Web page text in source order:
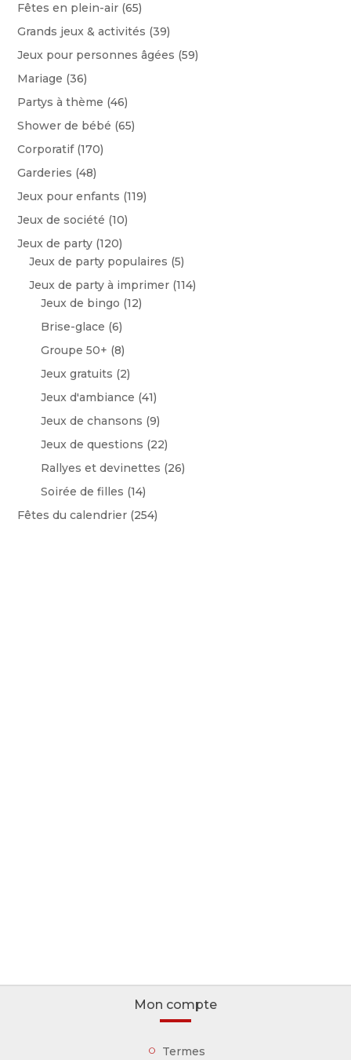
Fêtes en plein-air (65)
Grands jeux & activités (39)
Jeux pour personnes âgées (59)
Mariage (36)
Partys à thème (46)
Shower de bébé (65)
Corporatif (170)
Garderies (48)
Jeux pour enfants (119)
Jeux de société (10)
Jeux de party (120)
Jeux de party populaires (5)
Jeux de party à imprimer (114)
Jeux de bingo (12)
Brise-glace (6)
Groupe 50+ (8)
Jeux gratuits (2)
Jeux d'ambiance (41)
Jeux de chansons (9)
Jeux de questions (22)
Rallyes et devinettes (26)
Soirée de filles (14)
Fêtes du calendrier (254)
Mon compte
Termes